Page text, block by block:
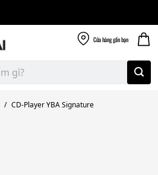
Cửa hànggần bạn
/ CD-Player YBA Signature